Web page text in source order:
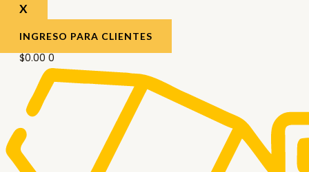
X
INGRESO PARA CLIENTES
$0.00 0